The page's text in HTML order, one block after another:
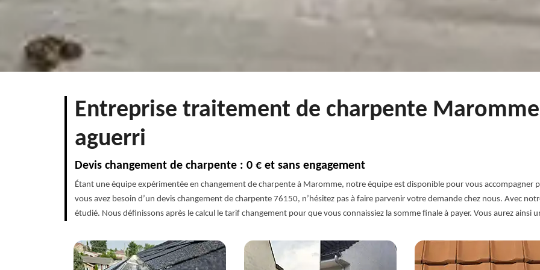
Entreprise traitement de charpente
aguerri
Devis changement de charpente : 0 € et sans engagement
Étant une équipe expérimentée en changement de charpente à Maromme, notre équipe est disponible pour vous accompagner
vous avez besoin d’un devis changement de charpente 76150, n’hésitez pas à faire parvenir votre demande chez nous. Avec
étudié. Nous définissons après le calcul le tarif changement pour que vous connaissiez la somme finale à payer. Vous aurez ainsi